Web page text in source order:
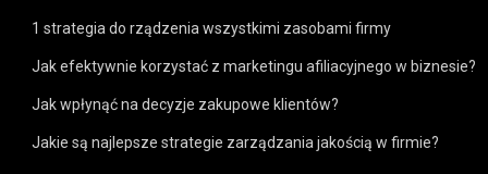
1 strategia do rządzenia wszystkimi zasobami firmy
Jak efektywnie korzystać z marketingu afiliacyjnego w biznesie?
Jak wpłynąć na decyzje zakupowe klientów?
Jakie są najlepsze strategie zarządzania jakością w firmie?